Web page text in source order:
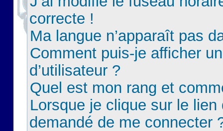
correcte !
Ma langue n’apparaît pas
Comment puis-je afficher
d’utilisateur ?
Quel est mon rang et
Lorsque je clique sur le lien
demandé de me connecter